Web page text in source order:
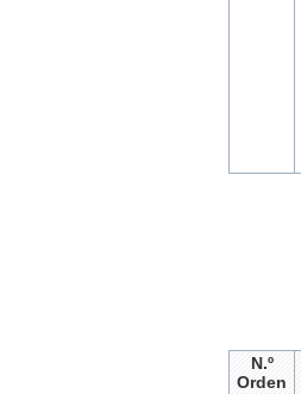
N.º
Orden